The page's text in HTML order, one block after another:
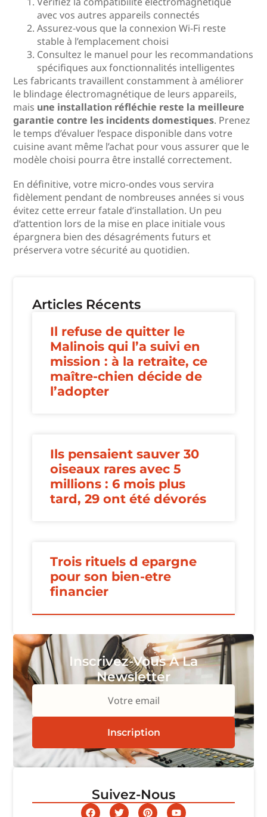
avec vos autres appareils connectés
Assurez-vous que la connexion Wi-Fi reste
stable à l’emplacement choisi
Consultez le manuel pour les recommandations
spécifiques aux fonctionnalités intelligentes
Les fabricants travaillent constamment à améliorer
le blindage électromagnétique de leurs appareils,
mais une installation réfléchie reste la meilleure
garantie contre les incidents domestiques. Prenez
le temps d’évaluer l’espace disponible dans votre
cuisine avant même l’achat pour vous assurer que le
modèle choisi pourra être installé correctement.
En définitive, votre micro-ondes vous servira
fidèlement pendant de nombreuses années si vous
évitez cette erreur fatale d’installation. Un peu
d’attention lors de la mise en place initiale vous
épargnera bien des désagréments futurs et
préservera votre sécurité au quotidien.
Articles Récents
Il refuse de quitter le
Malinois qui l’a suivi en
mission : à la retraite, ce
maître-chien décide de
l’adopter
Ils pensaient sauver 30
oiseaux rares avec 5
millions : 6 mois plus
tard, 29 ont été dévorés
Trois rituels d epargne
pour son bien-etre
financier
Inscrivez-Vous À La
Newsletter
Votre email
Inscription
Suivez-Nous